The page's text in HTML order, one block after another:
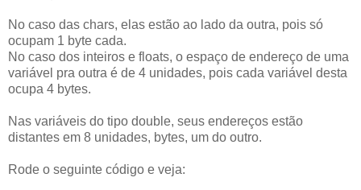
No caso das chars, elas estão ao lado da outra, pois só
ocupam 1 byte cada.
No caso dos inteiros e floats, o espaço de endereço de uma
variável pra outra é de 4 unidades, pois cada variável desta
ocupa 4 bytes.
Nas variáveis do tipo double, seus endereços estão
distantes em 8 unidades, bytes, um do outro.
Rode o seguinte código e veja: